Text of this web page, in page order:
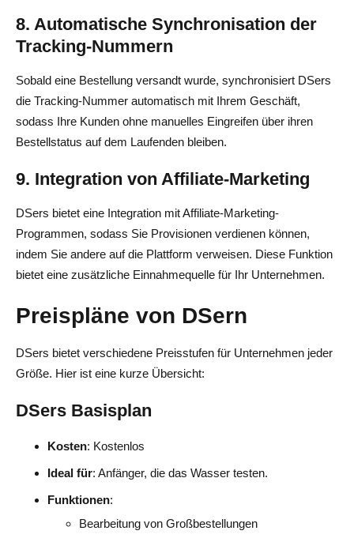
8. Automatische Synchronisation der
Tracking-Nummern
Sobald eine Bestellung versandt wurde, synchronisiert DSers
die Tracking-Nummer automatisch mit Ihrem Geschäft,
sodass Ihre Kunden ohne manuelles Eingreifen über ihren
Bestellstatus auf dem Laufenden bleiben.
9. Integration von Affiliate-Marketing
DSers bietet eine Integration mit Affiliate-Marketing-
Programmen, sodass Sie Provisionen verdienen können,
indem Sie andere auf die Plattform verweisen. Diese Funktion
bietet eine zusätzliche Einnahmequelle für Ihr Unternehmen.
Preispläne von DSern
DSers bietet verschiedene Preisstufen für Unternehmen jeder
Größe. Hier ist eine kurze Übersicht:
DSers Basisplan
Kosten: Kostenlos
Ideal für: Anfänger, die das Wasser testen.
Funktionen:
Bearbeitung von Großbestellungen